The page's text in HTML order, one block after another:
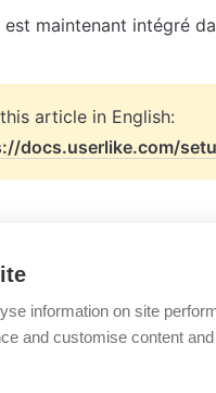
est maintenant intégré
docs.userlike.com/
information on site
and customise content